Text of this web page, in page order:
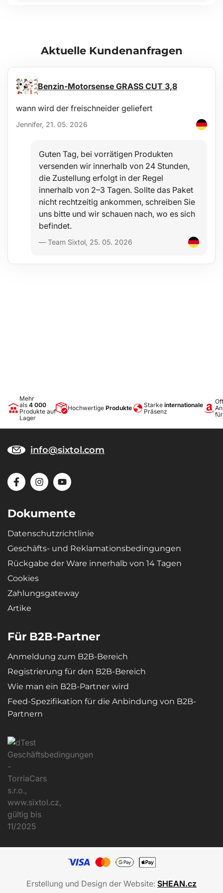
Aktuelle Kundenanfragen
Benzin-Motorsense GRASS CUT 3,8
wann wird der freischneider geliefert
Jennifer, 21. 05. 2026
Guten Tag, bei vorrätigen Produkten
versenden wir innerhalb von 24 Stunden,
die Zustellung erfolgt in der Regel
innerhalb von 2–3 Tagen. Sollte das Paket
nicht rechtzeitig ankommen, schreiben Sie
uns bitte und wir schauen nach, wo es sich
befindet.
— Team Sixtol, 25. 05. 2026
Mehr
als 4 000
Produkte auf
Lager
Hochwertige Produkte Starke internationale
Präsenz
info@sixtol.com
Dokumente
Datenschutzrichtlinie
Geschäfts- und Reklamationsbedingungen
Rückgabe der Ware innerhalb von 14 Tagen
Cookies
Zahlungsgateway
Artike
Für B2B-Partner
Anmeldung zum B2B-Bereich
Registrierung für den B2B-Bereich
Wie man ein B2B-Partner wird
Feed-Spezifikation für die Anbindung von B2B-
Partnern
Erstellung und Design der Website: SHEAN.cz